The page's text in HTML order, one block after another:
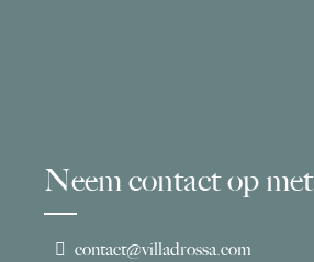
Neem contact op met
contact@villadrossa.com